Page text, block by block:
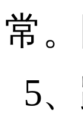
常
5